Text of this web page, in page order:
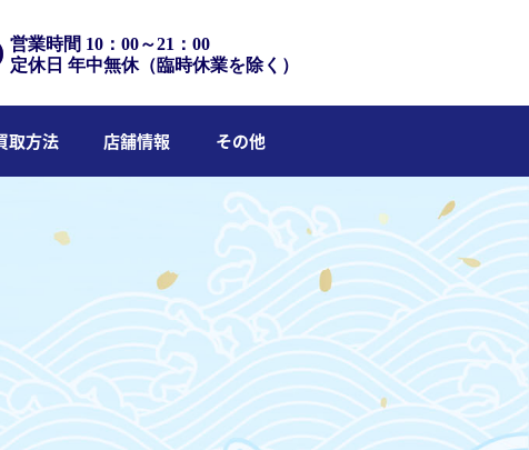
営業時間 10：00～21：00
定休日 年中無休（臨時休業を除く）
取方法 店舗情報 その他